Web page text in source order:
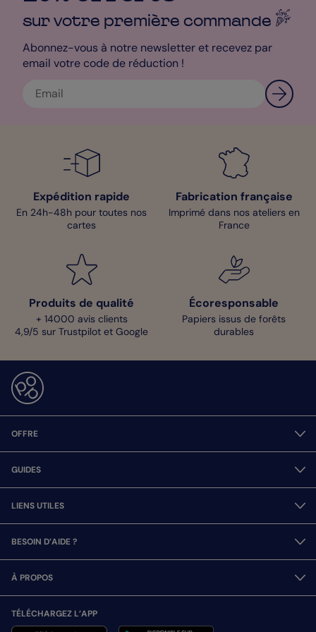
La qualité est au rendez-vous, chaque détail du motif, jusqu'à la
typographie, est net et précis. Si vous avez des questions ou
besoin d'aide pour le personnaliser, notre équipe Service Client
est là pour vous aider. On est là pour vous aider à faire de ce
faire-part le premier joli détail d'un jour inoubliable.
sur votre première commande
Abonnez-vous à notre newsletter et recevez par
email votre code de réduction !
Expédition rapide
En 24h-48h pour toutes nos
cartes
Fabrication française
Imprimé dans nos ateliers en
France
Produits de qualité
+ 14000 avis clients
4,9/5 sur Trustpilot et Google
Écoresponsable
Papiers issus de forêts
durables
OFFRE
GUIDES
LIENS UTILES
BESOIN D’AIDE ?
À PROPOS
TÉLÉCHARGEZ L’APP